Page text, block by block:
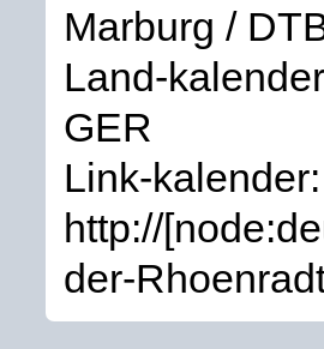
Marburg /
Land-
GER
Link-kalender:
http://
der-